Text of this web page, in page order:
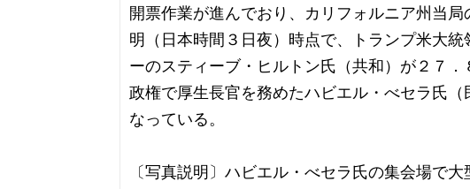
開票作業が進んでおり、カリフォルニア州当
明（日本時間３日夜）時点で、トランプ米大
ーのスティーブ・ヒルトン氏（共和）が２７
政権で厚生長官を務めたハビエル・べセラ氏
なっている。
〔写真説明〕ハビエル・べセラ氏の集会場で